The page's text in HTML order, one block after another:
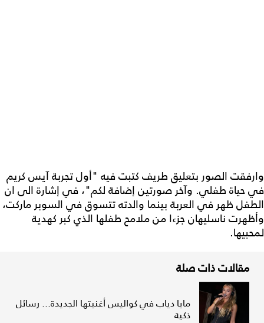
وارفقت الصور بتعليق طريف كتبت فيه "أول تجربة آيس كريم
في حياة طفلي. وآخر صورتين إضافة لكم"، في إشارة الى ان
الطفل ظهر في العربة بينما والدته تتسوق في السوبر ماركت،
وأظهرت ناسليهان جزءا من ملامح طفلها الذي كبر كهدية
لمحبيها.
مقالات ذات صلة
مايا دياب في كواليس أغنيتها الجديدة... رسائل
ذكية